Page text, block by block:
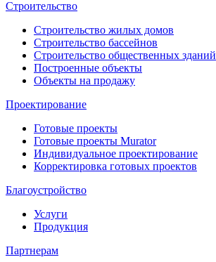
Строительство
Строительство жилых домов
Строительство бассейнов
Строительство общественных зданий
Построенные объекты
Объекты на продажу
Проектирование
Готовые проекты
Готовые проекты Murator
Индивидуальное проектирование
Корректировка готовых проектов
Благоустройство
Услуги
Продукция
Партнерам